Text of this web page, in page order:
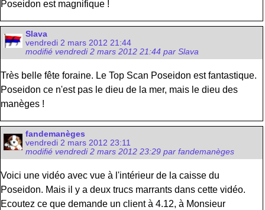
Poseidon est magnifique !
Slava
vendredi 2 mars 2012 21:44
modifié vendredi 2 mars 2012 21:44 par Slava
Très belle fête foraine. Le Top Scan Poseidon est fantastique.
Poseidon ce n'est pas le dieu de la mer, mais le dieu des
manèges !
fandemanèges
vendredi 2 mars 2012 23:11
modifié vendredi 2 mars 2012 23:29 par fandemanèges
Voici une vidéo avec vue à l'intérieur de la caisse du
Poseidon. Mais il y a deux trucs marrants dans cette vidéo.
Ecoutez ce que demande un client à 4.12, à Monsieur